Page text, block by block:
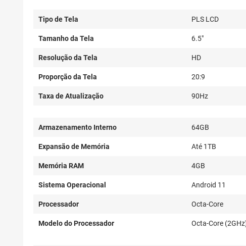
Tipo de Tela PLS LCD
Tamanho da Tela 6.5"
Resolução da Tela HD
Proporção da Tela 20:9
Taxa de Atualização 90Hz
Armazenamento Interno 64GB
Expansão de Memória Até 1TB
Memória RAM 4GB
Sistema Operacional Android 11
Processador Octa-Core
Modelo do Processador Octa-Core